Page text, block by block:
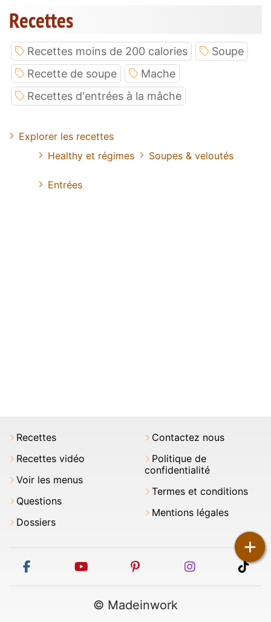
+
Recettes
Recettes moins de 200 calories
Soupe
Recette de soupe
Mache
Recettes d'entrées à la mâche
Explorer les recettes
Healthy et régimes
Soupes & veloutés
Entrées
Recettes
Recettes vidéo
Voir les menus
Questions
Dossiers
Contactez nous
Politique de
confidentialité
Termes et conditions
Mentions légales
facebook youtube pinterest instagram
© Madeinwork